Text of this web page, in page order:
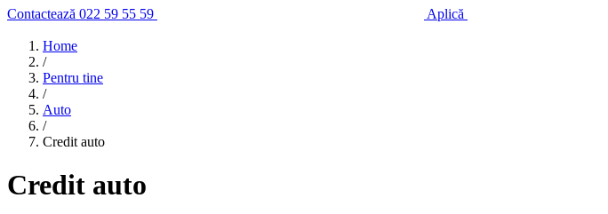
Contactează 022 59 55 59 Aplică
Home
/
Pentru tine
/
Auto
/
Credit auto
Credit auto